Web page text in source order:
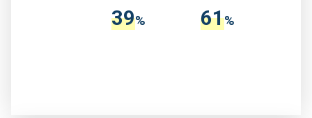
39% 61%